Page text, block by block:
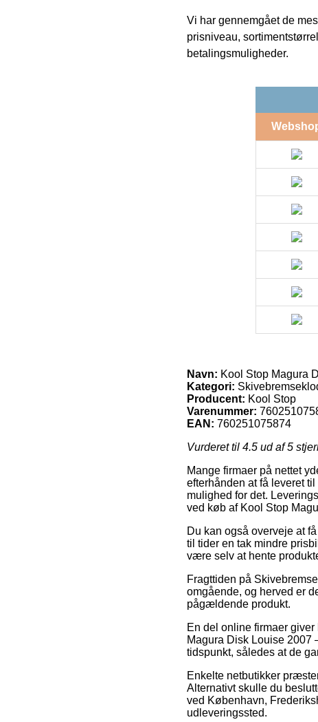
Vi har gennemgået de
prisniveau,
betalingsmuligheder.
Navn: Kool Stop Magura
Kategori:
Producent: Kool Stop
Varenummer:
EAN: 760251075874
Vurderet til 4.5 ud af 5
Mange firmaer på nettet
efterhånden at få leveret
mulighed for det.
ved køb af Kool Stop
Du kan også overveje at
til tider en tak mindre
være selv at hente
Fragttiden på
omgående, og herved er
pågældende produkt.
En del online firmaer
Magura Disk Louise 2007
tidspunkt, således at de
Enkelte netbutikker
Alternativt skulle du
ved København,
udleveringssted.